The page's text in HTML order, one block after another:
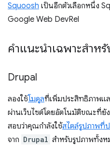
Squoosh เป็นอีกตัวเลือกหนึ่ง
Google Web DevRel
คำแนะนำเฉพาะสำห
Drupal
ลองใช้โมดูลที่เพิ่มประสิทธิภาพแ
ผ่านเว็บไซต์โดยอัตโนมัติขณะที่ยั
สอบว่าคุณกำลังใช้สไตล์รูปภาพที่
จาก Drupal สำหรับรูปภาพทั้ง